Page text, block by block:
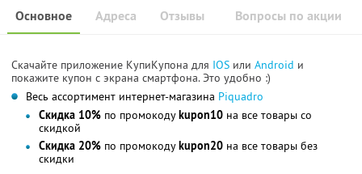
Основное Отзывы Вопросы по акции
Адреса
Скачайте приложение КупиКупона для IOS или Android и
покажите купон с экрана смартфона. Это удобно :)
Весь ассортимент интернет-магазина Piquadro
Скидка 10% по промокодуkupon10 на все товары со
скидкой
Скидка 20% по промокодуkupon20 на все товары без
скидки